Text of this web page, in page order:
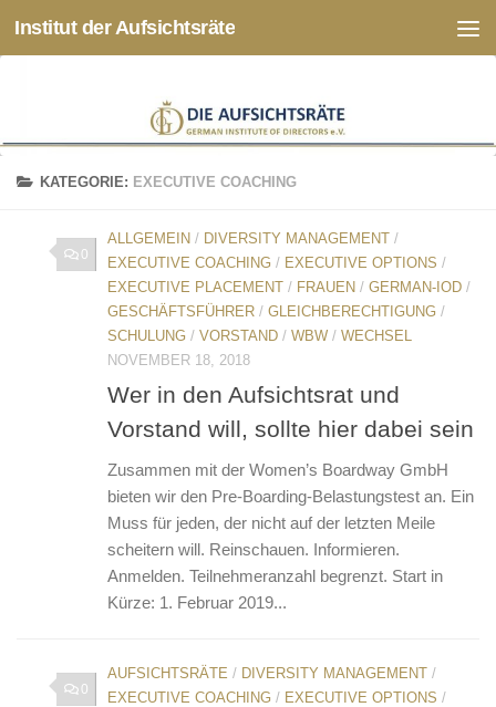
Zum Inhalt springen
Institut der Aufsichtsräte
KATEGORIE: EXECUTIVE COACHING
0
ALLGEMEIN / DIVERSITY MANAGEMENT /
EXECUTIVE COACHING / EXECUTIVE OPTIONS /
EXECUTIVE PLACEMENT / FRAUEN / GERMAN-IOD /
GESCHÄFTSFÜHRER / GLEICHBERECHTIGUNG /
SCHULUNG / VORSTAND / WBW / WECHSEL
NOVEMBER 18, 2018
Wer in den Aufsichtsrat und
Vorstand will, sollte hier dabei sein
Zusammen mit der Women’s Boardway GmbH
bieten wir den Pre-Boarding-Belastungstest an. Ein
Muss für jeden, der nicht auf der letzten Meile
scheitern will. Reinschauen. Informieren.
Anmelden. Teilnehmeranzahl begrenzt. Start in
Kürze: 1. Februar 2019...
0
AUFSICHTSRÄTE / DIVERSITY MANAGEMENT /
EXECUTIVE COACHING / EXECUTIVE OPTIONS /